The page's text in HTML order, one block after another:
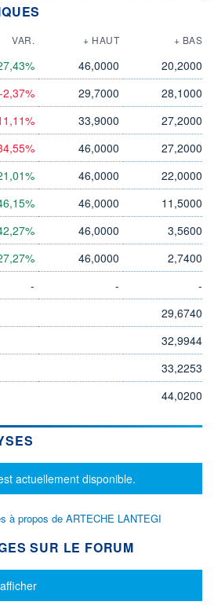
VAR. + HAUT + BAS
46,0000
20,2000
-2,37% 29,7000
28,1000
33,9000
27,2000
46,0000
27,2000
46,0000
22,0000
46,0000
11,5000
46,0000
3,5600
46,0000
2,7400
- -
-
29,6740
32,9944
33,2253
44,0200
actuellement disponible.
à propos de ARTECHE LANTEGI
SUR LE FORUM